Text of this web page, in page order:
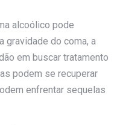
alcoólico pode
gravidade do coma, a
em buscar tratamento
podem se recuperar
enfrentar sequelas